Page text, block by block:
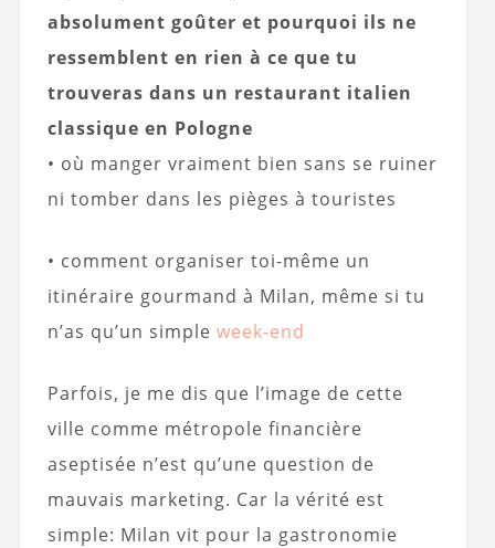
absolument goûter et pourquoi ils ne
ressemblent en rien à ce que tu
trouveras dans un restaurant italien
classique en Pologne
• où manger vraiment bien sans se ruiner
ni tomber dans les pièges à touristes
• comment organiser toi-même un
itinéraire gourmand à Milan, même si tu
n’as qu’un simple week-end
Parfois, je me dis que l’image de cette
ville comme métropole financière
aseptisée n’est qu’une question de
mauvais marketing. Car la vérité est
simple: Milan vit pour la gastronomie